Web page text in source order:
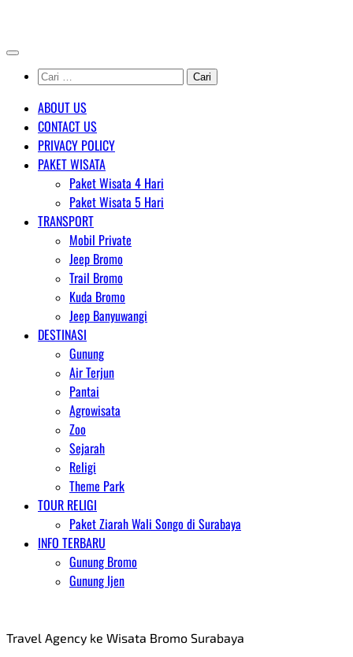
content
Cari
untuk:
ABOUT US
CONTACT US
PRIVACY POLICY
PAKET WISATA
Paket Wisata 4 Hari
Paket Wisata 5 Hari
TRANSPORT
Mobil Private
Jeep Bromo
Trail Bromo
Kuda Bromo
Jeep Banyuwangi
DESTINASI
Gunung
Air Terjun
Pantai
Agrowisata
Zoo
Sejarah
Religi
Theme Park
TOUR RELIGI
Paket Ziarah Wali Songo di Surabaya
INFO TERBARU
Gunung Bromo
Gunung Ijen
Travel Agency ke Wisata Bromo Surabaya